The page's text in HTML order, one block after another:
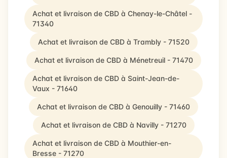
Achat et livraison de CBD à Chenay-le-Châtel -
71340
Achat et livraison de CBD à Trambly - 71520
Achat et livraison de CBD à Ménetreuil - 71470
Achat et livraison de CBD à Saint-Jean-de-
Vaux - 71640
Achat et livraison de CBD à Genouilly - 71460
Achat et livraison de CBD à Navilly - 71270
Achat et livraison de CBD à Mouthier-en-
Bresse - 71270